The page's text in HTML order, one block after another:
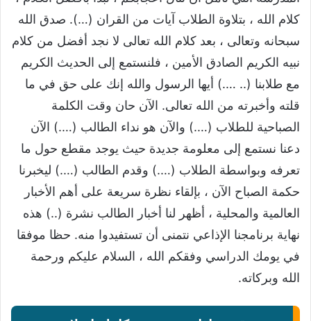
كلام الله ، بتلاوة الطلاب آيات من القران (…). صدق الله
سبحانه وتعالى ، بعد كلام الله تعالى لا نجد أفضل من كلام
نبيه الكريم الصادق الأمين ، فلنستمع إلى الحديث الكريم
مع طلابنا (.. ….) أيها الرسول والله إنك على حق في ما
قلته وأخبرته من الله تعالى. الآن حان وقت الكلمة
الصباحية للطلاب (….) والآن هو نداء الطالب (….) الآن
دعنا نستمع إلى معلومة جديدة حيث يوجد مقطع حول ما
تعرفه وبواسطة الطلاب (….) وقدم الطالب (….) ليخبرنا
حكمة الصباح الآن ، بإلقاء نظرة سريعة على أهم الأخبار
العالمية والمحلية ، أظهر لنا أخبار الطالب نشرة (..) هذه
نهاية برنامجنا الإذاعي نتمنى أن تستفيدوا منه. حظا موفقا
في يومك الدراسي وفقكم الله ، السلام عليكم ورحمة
الله وبركاته.